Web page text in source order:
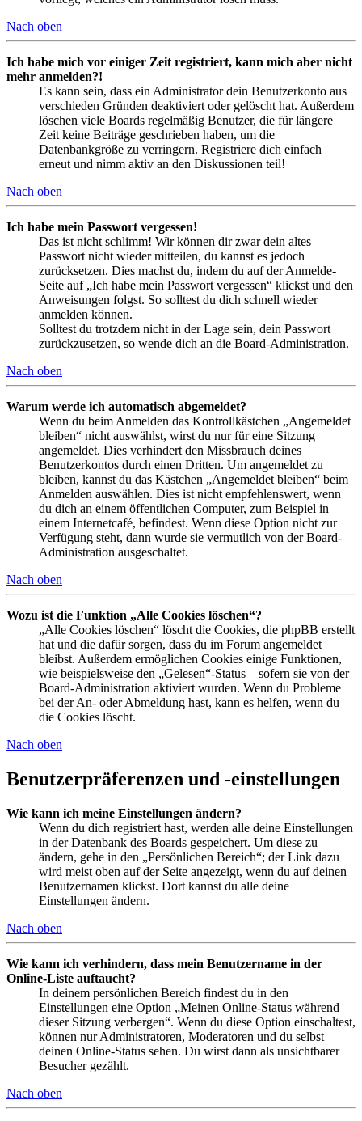
Nach oben
Ich habe mich vor einiger Zeit registriert, kann mich aber nicht
mehr anmelden?!
Es kann sein, dass ein Administrator dein Benutzerkonto aus
verschieden Gründen deaktiviert oder gelöscht hat. Außerdem
löschen viele Boards regelmäßig Benutzer, die für längere
Zeit keine Beiträge geschrieben haben, um die
Datenbankgröße zu verringern. Registriere dich einfach
erneut und nimm aktiv an den Diskussionen teil!
Nach oben
Ich habe mein Passwort vergessen!
Das ist nicht schlimm! Wir können dir zwar dein altes
Passwort nicht wieder mitteilen, du kannst es jedoch
zurücksetzen. Dies machst du, indem du auf der Anmelde-
Seite auf „Ich habe mein Passwort vergessen“ klickst und den
Anweisungen folgst. So solltest du dich schnell wieder
anmelden können.
Solltest du trotzdem nicht in der Lage sein, dein Passwort
zurückzusetzen, so wende dich an die Board-Administration.
Nach oben
Warum werde ich automatisch abgemeldet?
Wenn du beim Anmelden das Kontrollkästchen „Angemeldet
bleiben“ nicht auswählst, wirst du nur für eine Sitzung
angemeldet. Dies verhindert den Missbrauch deines
Benutzerkontos durch einen Dritten. Um angemeldet zu
bleiben, kannst du das Kästchen „Angemeldet bleiben“ beim
Anmelden auswählen. Dies ist nicht empfehlenswert, wenn
du dich an einem öffentlichen Computer, zum Beispiel in
einem Internetcafé, befindest. Wenn diese Option nicht zur
Verfügung steht, dann wurde sie vermutlich von der Board-
Administration ausgeschaltet.
Nach oben
Wozu ist die Funktion „Alle Cookies löschen“?
„Alle Cookies löschen“ löscht die Cookies, die phpBB erstellt
hat und die dafür sorgen, dass du im Forum angemeldet
bleibst. Außerdem ermöglichen Cookies einige Funktionen,
wie beispielsweise den „Gelesen“-Status – sofern sie von der
Board-Administration aktiviert wurden. Wenn du Probleme
bei der An- oder Abmeldung hast, kann es helfen, wenn du
die Cookies löscht.
Nach oben
Benutzerpräferenzen und -einstellungen
Wie kann ich meine Einstellungen ändern?
Wenn du dich registriert hast, werden alle deine Einstellungen
in der Datenbank des Boards gespeichert. Um diese zu
ändern, gehe in den „Persönlichen Bereich“; der Link dazu
wird meist oben auf der Seite angezeigt, wenn du auf deinen
Benutzernamen klickst. Dort kannst du alle deine
Einstellungen ändern.
Nach oben
Wie kann ich verhindern, dass mein Benutzername in der
Online-Liste auftaucht?
In deinem persönlichen Bereich findest du in den
Einstellungen eine Option „Meinen Online-Status während
dieser Sitzung verbergen“. Wenn du diese Option einschaltest,
können nur Administratoren, Moderatoren und du selbst
deinen Online-Status sehen. Du wirst dann als unsichtbarer
Besucher gezählt.
Nach oben